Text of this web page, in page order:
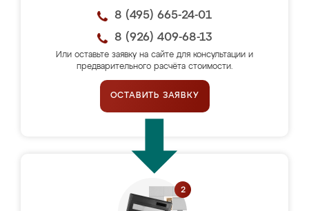
8 (495) 665-24-01
8 (926) 409-68-13
Или оставьте заявку на сайте для консультации и
предварительного расчёта стоимости.
ОСТАВИТЬ ЗАЯВКУ